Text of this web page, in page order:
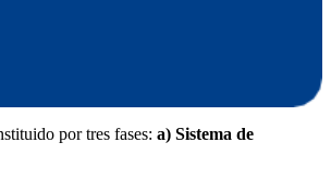
por tres fases: a) Sistema de